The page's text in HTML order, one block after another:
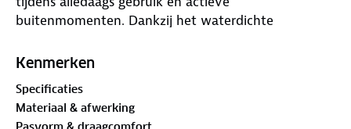
buitenmomenten. Dankzij het waterdichte
getapete naden en waterdichte ritsen blijf je goed
ademende eigenschappen zorgen voor comfortabel
draagcomfort.
Kenmerken
Specificaties
Materiaal & afwerking